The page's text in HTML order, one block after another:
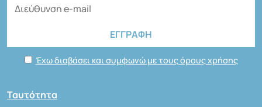
Έχω διαβάσει και συμφωνώ με τους όρους χρήσης
Ταυτότητα